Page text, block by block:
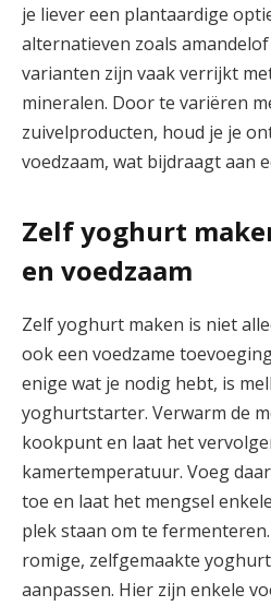
je liever een plantaardige
alternatieven zoals
varianten zijn vaak verrijkt
mineralen. Door te variëren
zuivelproducten, houd je je
voedzaam, wat bijdraagt aan
Zelf yoghurt
en voedzaam
Zelf yoghurt maken is niet
ook een voedzame
enige wat je nodig hebt, is
yoghurtstarter. Verwarm de
kookpunt en laat het
kamertemperatuur. Voeg
toe en laat het mengsel
plek staan om te
romige, zelfgemaakte
aanpassen. Hier zijn enkele